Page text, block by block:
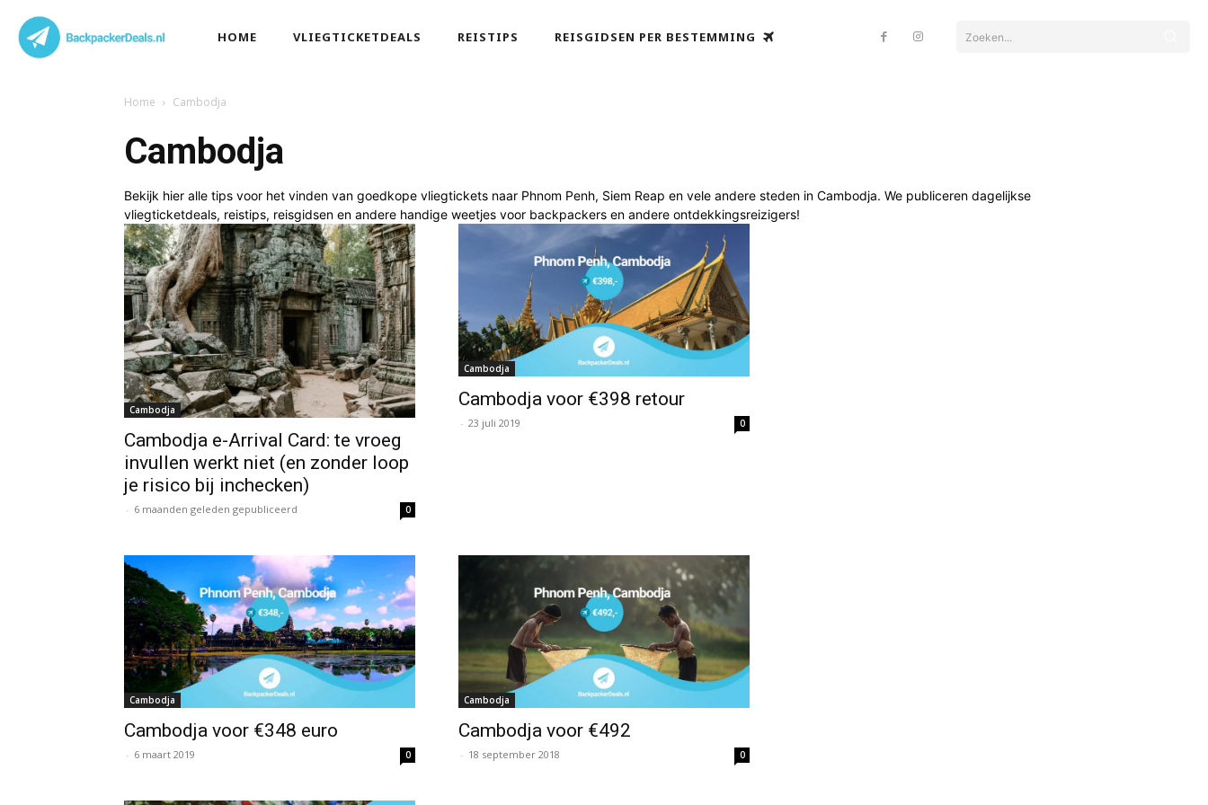
HOME VLIEGTICKETDEALS REISTIPS REISGIDSEN PER BESTEMMING Zoeken...
Home Cambodja
Cambodja
Bekijk hier alle tips voor het vinden van goedkope vliegtickets naar Phnom Penh, Siem Reap en vele andere steden in Cambodja. We publiceren dagelijkse
vliegticketdeals, reistips, reisgidsen en andere handige weetjes voor backpackers en andere ontdekkingsreizigers!
Cambodja
Cambodja e-Arrival Card: te vroeg
invullen werkt niet (en zonder loop
je risico bij inchecken)
- 6 maanden geleden gepubliceerd 0
Cambodja
Cambodja voor €398 retour
- 23 juli 2019 0
Cambodja
Cambodja voor €348 euro
- 6 maart 2019 0
Cambodja
Cambodja voor €492
- 18 september 2018 0